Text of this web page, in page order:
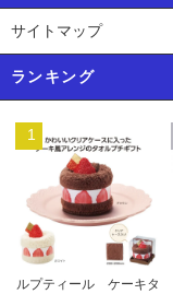
サイトマップ
ランキング
1
ルプティール ケーキタ